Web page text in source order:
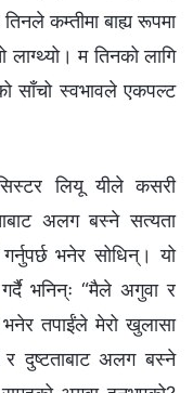
कम्तीमा बाह्य रूपमा
म तिनको लागि
साँचो स्वभावले एकपल्ट
लियू यीले कसरी
अलग बस्‍ने सत्यता
भनेर सोधिन्। यो
भनिन्ः “मैले अगुवा र
तपाईंले मेरो खुलासा
र दुष्टताबाट अलग बस्‍ने